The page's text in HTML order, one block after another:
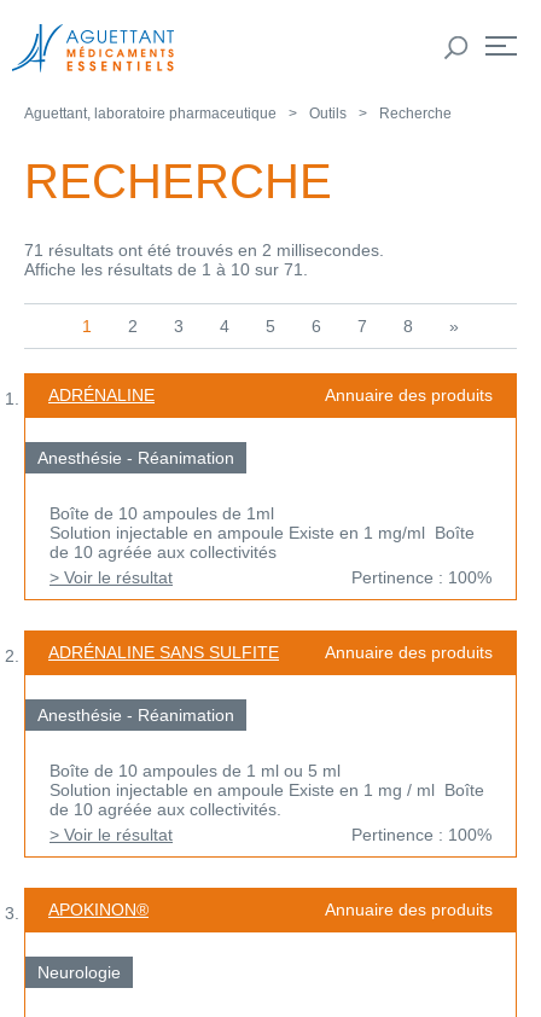
Aguettant, laboratoire pharmaceutique Outils Recherche
RECHERCHE
71 résultats ont été trouvés en 2 millisecondes.
Affiche les résultats de 1 à 10 sur 71.
1 2 3 4 5 6 7 8 »
ADRÉNALINE Annuaire des produits
Anesthésie - Réanimation
Boîte de 10 ampoules de 1ml
Solution injectable en ampoule Existe en 1 mg/ml Boîte
de 10 agréée aux collectivités
> Voir le résultat
Pertinence : 100%
ADRÉNALINE SANS SULFITE Annuaire des produits
Anesthésie - Réanimation
Boîte de 10 ampoules de 1 ml ou 5 ml
Solution injectable en ampoule Existe en 1 mg / ml Boîte
de 10 agréée aux collectivités.
> Voir le résultat
Pertinence : 100%
APOKINON® Annuaire des produits
Neurologie